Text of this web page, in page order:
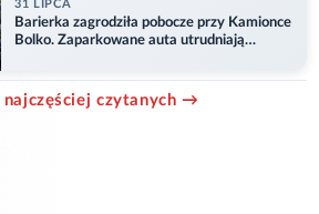
31 LIPCA
Barierka zagrodziła pobocze przy Kamionce
Bolko. Zaparkowane auta utrudniają
najczęściej czytanych →